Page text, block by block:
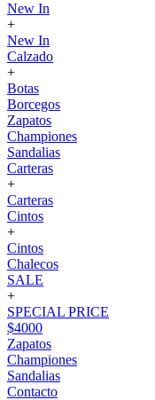
New In
+
New In
Calzado
+
Botas
Borcegos
Zapatos
Championes
Sandalias
Carteras
+
Carteras
Cintos
+
Cintos
Chalecos
SALE
+
SPECIAL PRICE
$4000
Zapatos
Championes
Sandalias
Contacto